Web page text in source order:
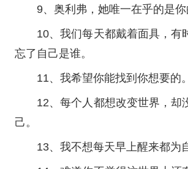
9、奥利弗，她唯一在乎的是你
10、我们每天都戴着面具，有
忘了自己是谁。
11、我希望你能找到你想要的。
12、每个人都想改变世界，却
己。
13、我不想每天早上醒来都为